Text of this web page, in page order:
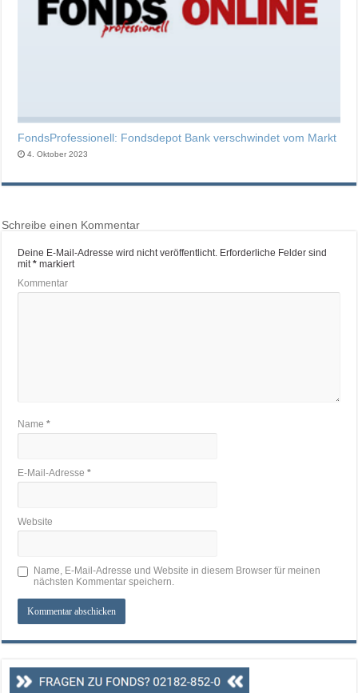
FondsProfessionell: Fondsdepot Bank verschwindet vom Markt
4. Oktober 2023
Schreibe einen Kommentar
Deine E-Mail-Adresse wird nicht veröffentlicht. Erforderliche Felder sind
mit* markiert
Kommentar
Name*
E-Mail-Adresse*
Website
Name, E-Mail-Adresse und Website in diesem Browser für meinen
nächsten Kommentar speichern.